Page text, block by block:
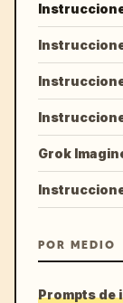
Grok
POR MEDIO
Prompts de